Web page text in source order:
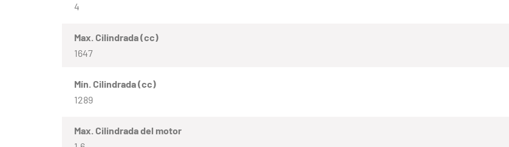
4
Max. Cilindrada (cc)
1647
Mín. Cilindrada (cc)
1289
Max. Cilindrada del motor